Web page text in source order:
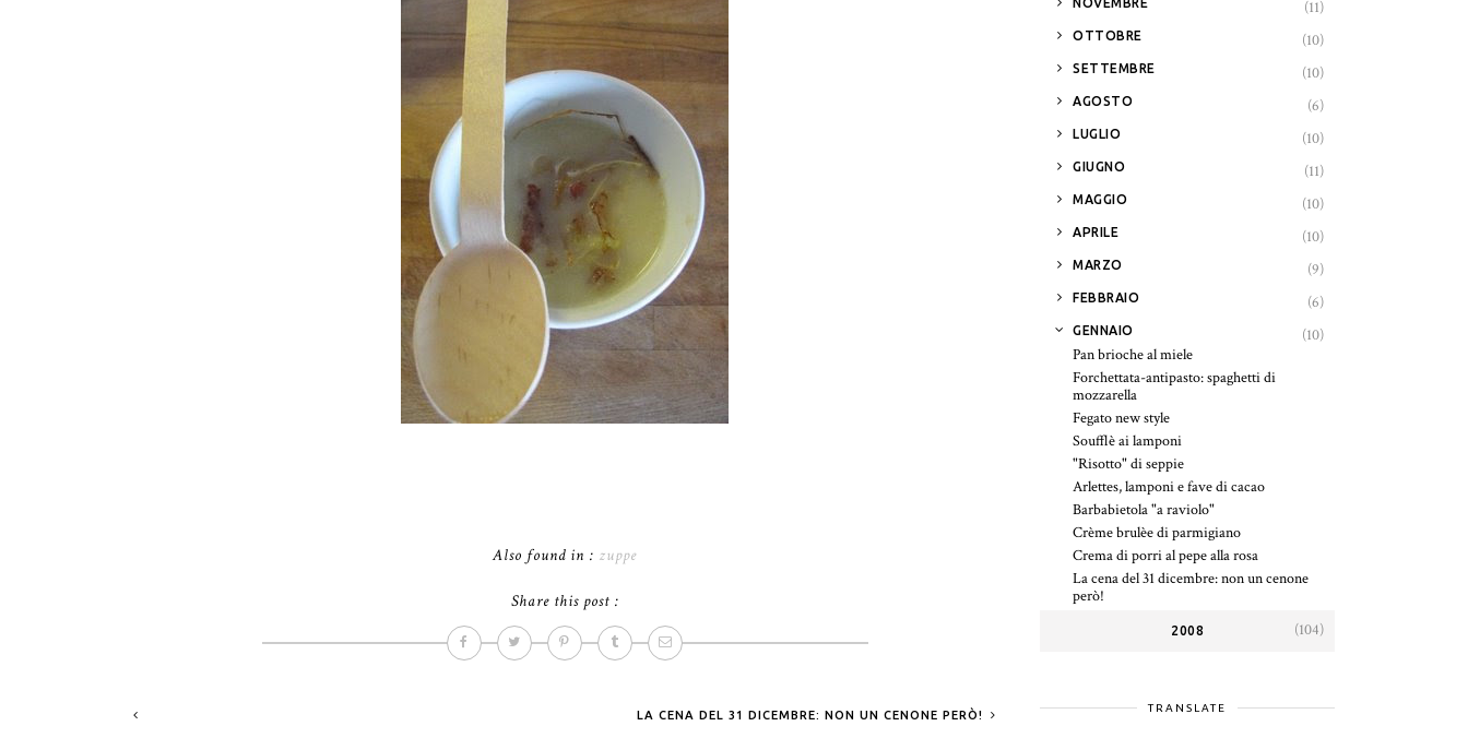
Also found in : zuppe
Share this post :
LA CENA DEL 31 DICEMBRE: NON UN CENONE PERÒ!
(11)
► OTTOBRE (10)
► SETTEMBRE (10)
► AGOSTO (6)
► LUGLIO (10)
► GIUGNO (11)
► MAGGIO (10)
► APRILE (10)
► MARZO (9)
► FEBBRAIO (6)
▼ GENNAIO
(10)
Pan brioche al miele
Forchettata-antipasto: spaghetti di
mozzarella
Fegato new style
Soufflè ai lamponi
"Risotto" di seppie
Arlettes, lamponi e fave di cacao
Barbabietola "a raviolo"
Crème brulèe di parmigiano
Crema di porri al pepe alla rosa
La cena del 31 dicembre: non un cenone
però!
2008 (104)
TRANSLATE